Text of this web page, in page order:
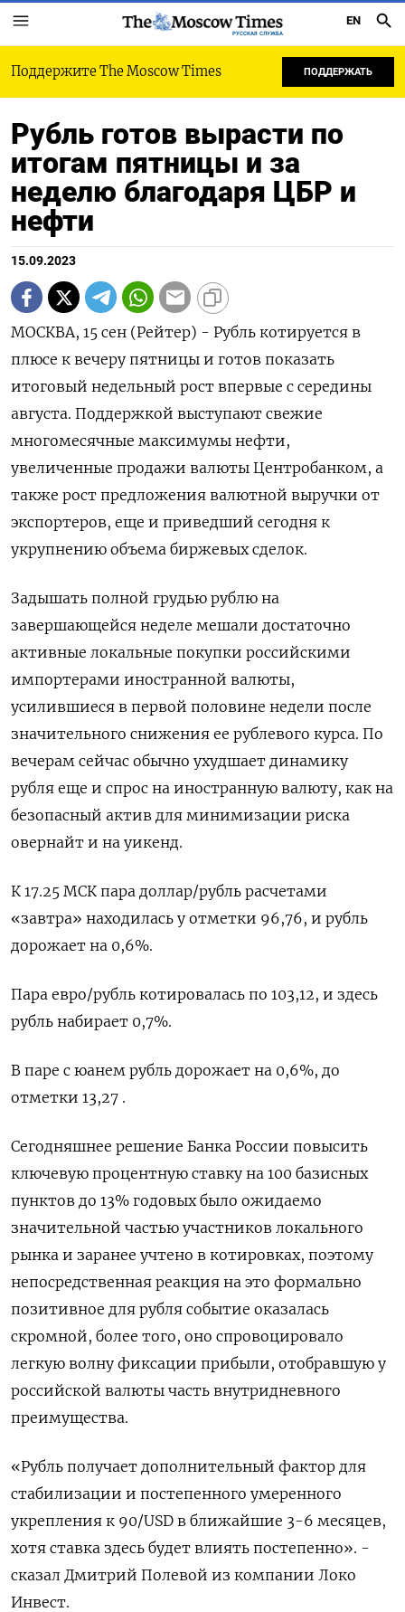
РУССКАЯ СЛУЖБА
EN
Поддержите The Moscow Times ПОДДЕРЖАТЬ
Рубль готов вырасти по
итогам пятницы и за
неделю благодаря ЦБР и
нефти
15.09.2023
МОСКВА, 15 сен (Рейтер) - Рубль котируется в
плюсе к вечеру пятницы и готов показать
итоговый недельный рост впервые с середины
августа. Поддержкой выступают свежие
многомесячные максимумы нефти,
увеличенные продажи валюты Центробанком, а
также рост предложения валютной выручки от
экспортеров, еще и приведший сегодня к
укрупнению объема биржевых сделок.
Задышать полной грудью рублю на
завершающейся неделе мешали достаточно
активные локальные покупки российскими
импортерами иностранной валюты,
усилившиеся в первой половине недели после
значительного снижения ее рублевого курса. По
вечерам сейчас обычно ухудшает динамику
рубля еще и спрос на иностранную валюту, как на
безопасный актив для минимизации риска
овернайт и на уикенд.
К 17.25 МСК пара доллар/рубль расчетами
«завтра» находилась у отметки 96,76, и рубль
дорожает на 0,6%.
Пара евро/рубль котировалась по 103,12, и здесь
рубль набирает 0,7%.
В паре с юанем рубль дорожает на 0,6%, до
отметки 13,27 .
Сегодняшнее решение Банка России повысить
ключевую процентную ставку на 100 базисных
пунктов до 13% годовых было ожидаемо
значительной частью участников локального
рынка и заранее учтено в котировках, поэтому
непосредственная реакция на это формально
позитивное для рубля событие оказалась
скромной, более того, оно спровоцировало
легкую волну фиксации прибыли, отобравшую у
российской валюты часть внутридневного
преимущества.
«Рубль получает дополнительный фактор для
стабилизации и постепенного умеренного
укрепления к 90/USD в ближайшие 3-6 месяцев,
хотя ставка здесь будет влиять постепенно». -
сказал Дмитрий Полевой из компании Локо
Инвест.